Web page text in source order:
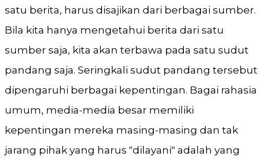
satu berita, harus disajikan dari berbagai sumber.
Bila kita hanya mengetahui berita dari satu
sumber saja, kita akan terbawa pada satu sudut
pandang saja. Seringkali sudut pandang tersebut
dipengaruhi berbagai kepentingan. Bagai rahasia
umum, media-media besar memiliki
kepentingan mereka masing-masing dan tak
jarang pihak yang harus "dilayani" adalah yang